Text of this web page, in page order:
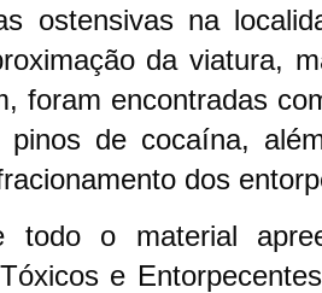
ostensivas na
da viatura,
foram encontradas
de cocaína,
dos
todo o material
e